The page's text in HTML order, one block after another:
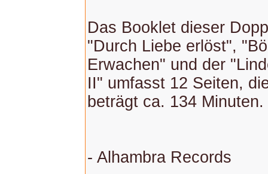
Das Booklet dieser
"Durch Liebe erlöst",
Erwachen" und der
II" umfasst 12 Seiten,
beträgt ca. 134 Minuten.
- Alhambra Records